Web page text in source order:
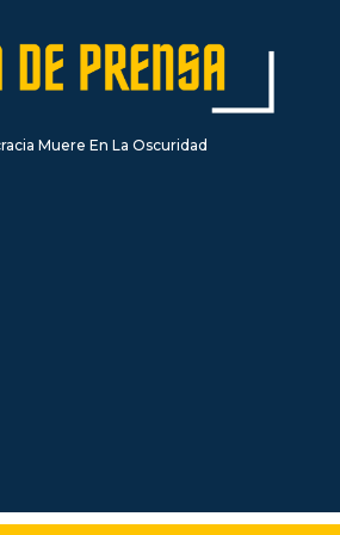
Muere En La Oscuridad